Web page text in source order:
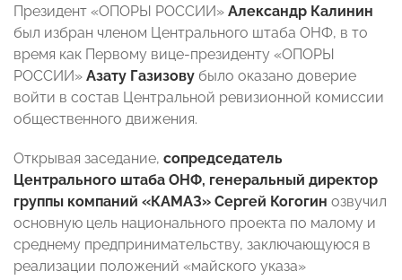
Президент «ОПОРЫ РОССИИ» Александр Калинин
был избран членом Центрального штаба ОНФ, в то
время как Первому вице-президенту «ОПОРЫ
РОССИИ» Азату Газизову было оказано доверие
войти в состав Центральной ревизионной комиссии
общественного движения.
Открывая заседание, сопредседатель
Центрального штаба ОНФ, генеральный директор
группы компаний «КАМАЗ» Сергей Когогин озвучил
основную цель национального проекта по малому и
среднему предпринимательству, заключающуюся в
реализации положений «майского указа»